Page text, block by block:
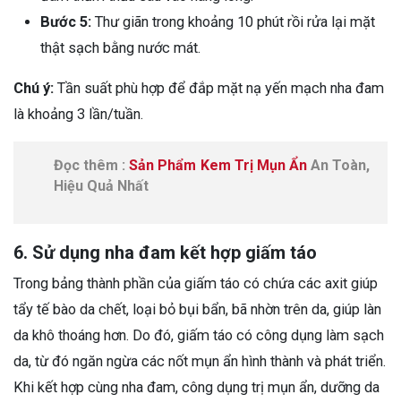
Bước 5: Thư giãn trong khoảng 10 phút rồi rửa lại mặt
thật sạch bằng nước mát.
Chú ý: Tần suất phù hợp để đắp mặt nạ yến mạch nha đam
là khoảng 3 lần/tuần.
Đọc thêm :Sản Phẩm Kem Trị Mụn ẨnAn Toàn,
Hiệu Quả Nhất
6. Sử dụng nha đam kết hợp giấm táo
Trong bảng thành phần của giấm táo có chứa các axit giúp
tẩy tế bào da chết, loại bỏ bụi bẩn, bã nhờn trên da, giúp làn
da khô thoáng hơn. Do đó, giấm táo có công dụng làm sạch
da, từ đó ngăn ngừa các nốt mụn ẩn hình thành và phát triển.
Khi kết hợp cùng nha đam, công dụng trị mụn ẩn, dưỡng da